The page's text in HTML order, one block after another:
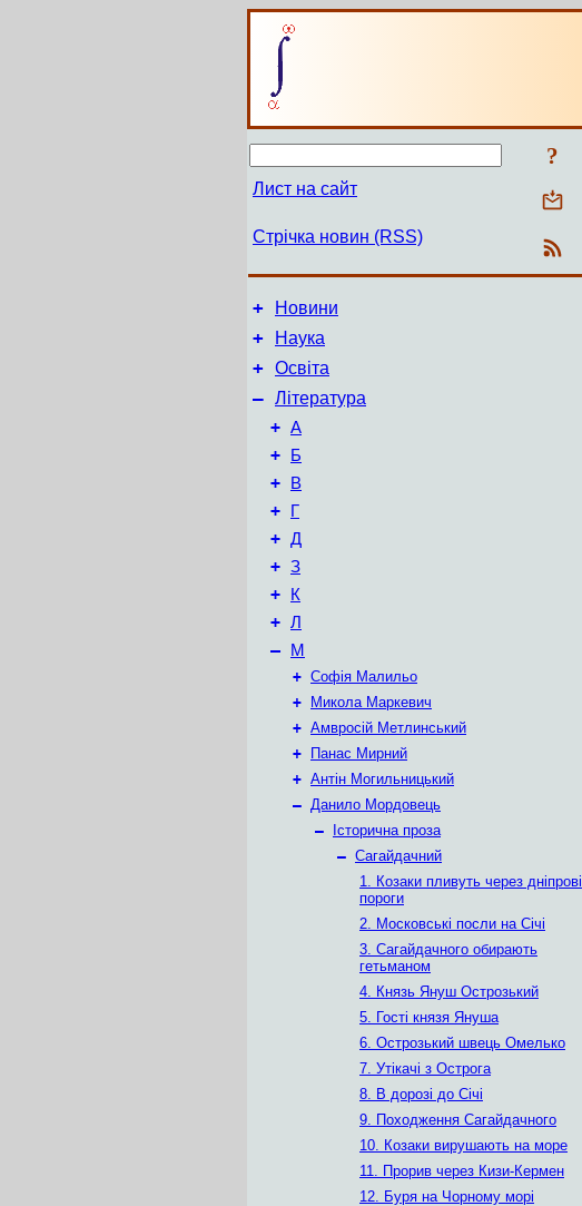
?
Лист на сайт
Стрічка новин (RSS)
+ Новини
+ Наука
+ Освіта
– Література
+ А
+ Б
+ В
+ Г
+ Д
+ З
+ К
+ Л
– М
+ Софія Малильо
+
Микола Маркевич
+ Амвросій Метлинський
+
Панас Мирний
+ Антін Могильницький
– Данило Мордовець
–
Історична проза
– Сагайдачний
1. Козаки пливуть через дніпрові
пороги
2. Московські посли на Січі
3. Сагайдачного обирають
гетьманом
4. Князь Януш Острозький
5. Гості князя Януша
6. Острозький швець Омелько
7. Утікачі з Острога
8. В дорозі до Січі
9. Походження Сагайдачного
10. Козаки вирушають на море
11. Прорив через Кизи-Кермен
12. Буря на Чорному морі